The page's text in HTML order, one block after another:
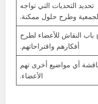
تحديد التحديات التي تواجه
وطرح حلول ممكنة.
باب النقاش للأعضاء لطرح
أفكارهم واقتراحاتهم.
أي مواضيع أخرى تهم
الأعضاء.